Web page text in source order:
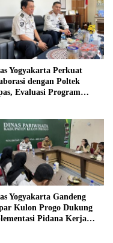
Yogyakarta Perkuat
dengan Poltek
Evaluasi Program
Yogyakarta Gandeng
Kulon Progo Dukung
Pidana Kerja